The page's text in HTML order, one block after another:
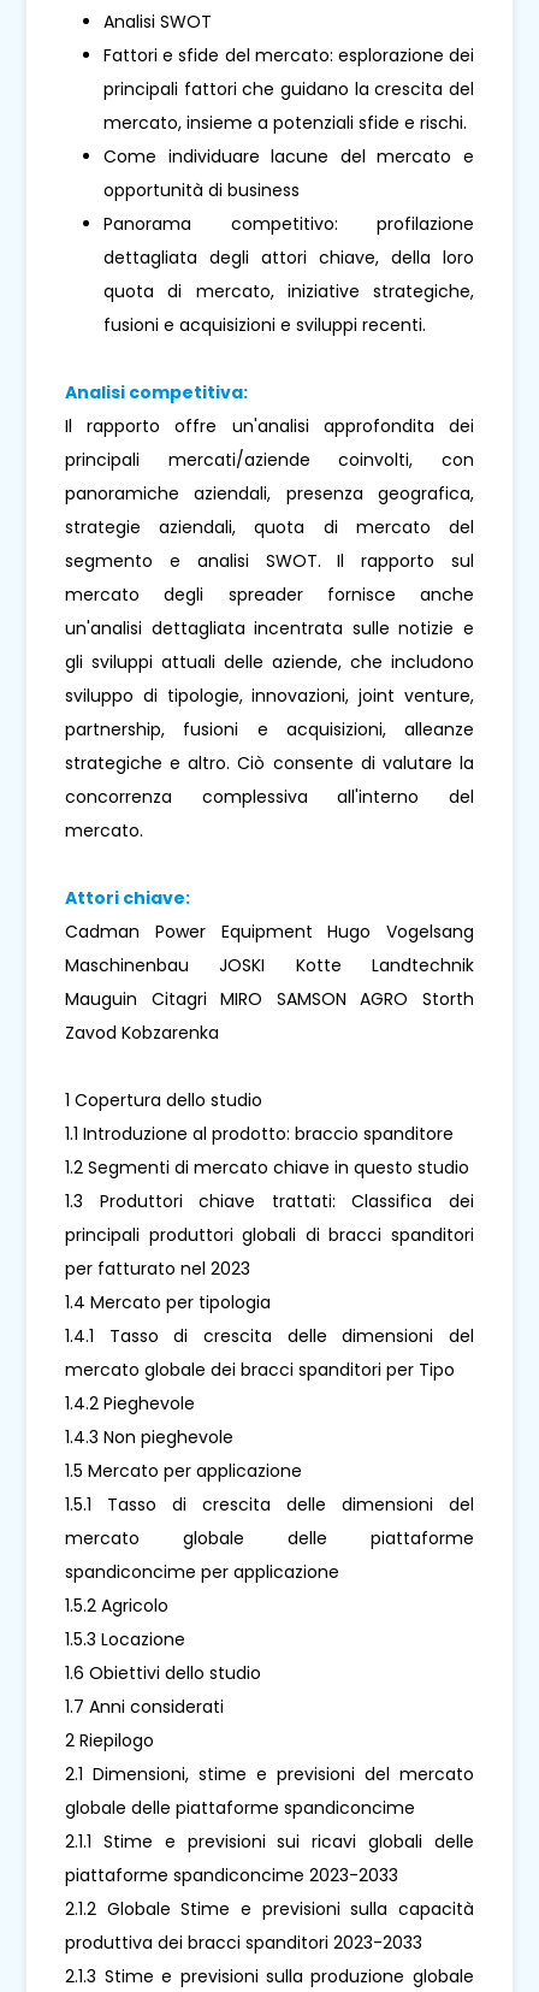
Analisi SWOT
Fattori e sfide del mercato: esplorazione dei
principali fattori che guidano la crescita del
mercato, insieme a potenziali sfide e rischi.
Come individuare lacune del mercato e
opportunità di business
Panorama competitivo: profilazione
dettagliata degli attori chiave, della loro
quota di mercato, iniziative strategiche,
fusioni e acquisizioni e sviluppi recenti.
Analisi competitiva:
Il rapporto offre un'analisi approfondita dei
principali mercati/aziende coinvolti, con
panoramiche aziendali, presenza geografica,
strategie aziendali, quota di mercato del
segmento e analisi SWOT. Il rapporto sul
mercato degli spreader fornisce anche
un'analisi dettagliata incentrata sulle notizie e
gli sviluppi attuali delle aziende, che includono
sviluppo di tipologie, innovazioni, joint venture,
partnership, fusioni e acquisizioni, alleanze
strategiche e altro. Ciò consente di valutare la
concorrenza complessiva all'interno del
mercato.
Attori chiave:
Cadman Power Equipment Hugo Vogelsang
Maschinenbau JOSKI Kotte Landtechnik
Mauguin Citagri MIRO SAMSON AGRO Storth
Zavod Kobzarenka
1 Copertura dello studio
1.1 Introduzione al prodotto: braccio spanditore
1.2 Segmenti di mercato chiave in questo studio
1.3 Produttori chiave trattati: Classifica dei
principali produttori globali di bracci spanditori
per fatturato nel 2023
1.4 Mercato per tipologia
1.4.1 Tasso di crescita delle dimensioni del
mercato globale dei bracci spanditori per Tipo
1.4.2 Pieghevole
1.4.3 Non pieghevole
1.5 Mercato per applicazione
1.5.1 Tasso di crescita delle dimensioni del
mercato globale delle piattaforme
spandiconcime per applicazione
1.5.2 Agricolo
1.5.3 Locazione
1.6 Obiettivi dello studio
1.7 Anni considerati
2 Riepilogo
2.1 Dimensioni, stime e previsioni del mercato
globale delle piattaforme spandiconcime
2.1.1 Stime e previsioni sui ricavi globali delle
piattaforme spandiconcime 2023-2033
2.1.2 Globale Stime e previsioni sulla capacità
produttiva dei bracci spanditori 2023-2033
2.1.3 Stime e previsioni sulla produzione globale